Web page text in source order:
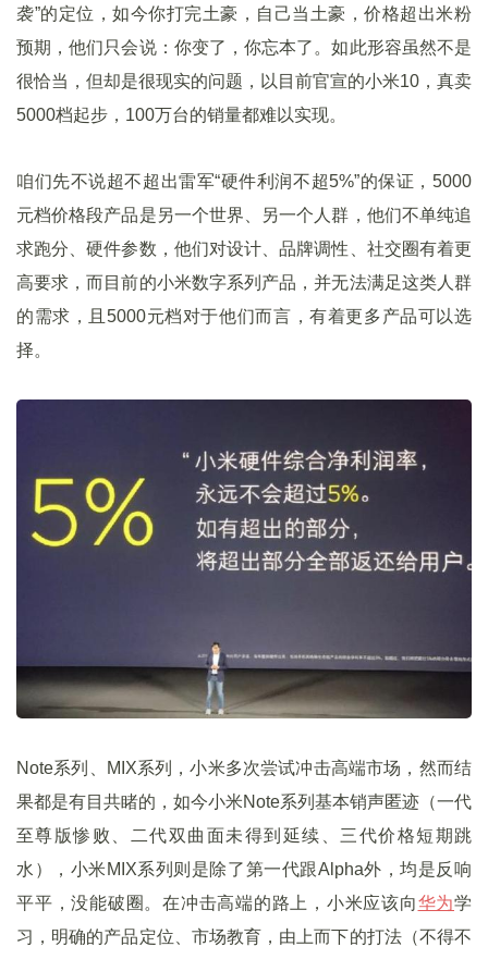
袭”的定位，如今你打完土豪，自己当土豪，价格超出米粉
预期，他们只会说：你变了，你忘本了。如此形容虽然不是
很恰当，但却是很现实的问题，以目前官宣的小米10，真卖
5000档起步，100万台的销量都难以实现。
咱们先不说超不超出雷军“硬件利润不超5%”的保证，5000
元档价格段产品是另一个世界、另一个人群，他们不单纯追
求跑分、硬件参数，他们对设计、品牌调性、社交圈有着更
高要求，而目前的小米数字系列产品，并无法满足这类人群
的需求，且5000元档对于他们而言，有着更多产品可以选
择。
Note系列、MIX系列，小米多次尝试冲击高端市场，然而结
果都是有目共睹的，如今小米Note系列基本销声匿迹（一代
至尊版惨败、二代双曲面未得到延续、三代价格短期跳
水），小米MIX系列则是除了第一代跟Alpha外，均是反响
平平，没能破圈。在冲击高端的路上，小米应该向华为学
习，明确的产品定位、市场教育，由上而下的打法（不得不